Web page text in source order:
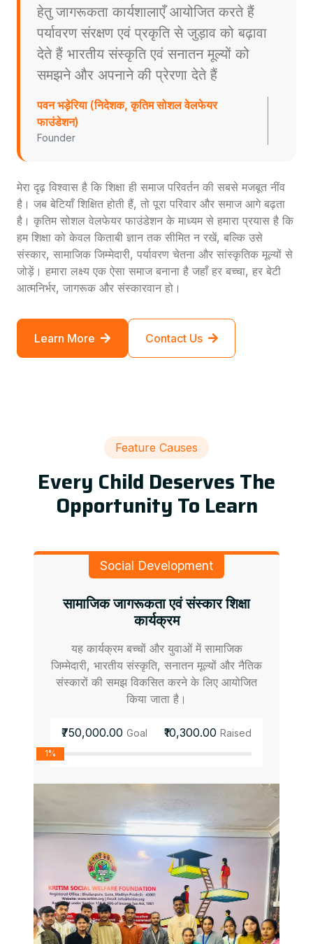
हेतु जागरूकता कार्यशालाएँ आयोजित करते हैं
पर्यावरण संरक्षण एवं प्रकृति से जुड़ाव को बढ़ावा
देते हैं भारतीय संस्कृति एवं सनातन मूल्यों को
समझने और अपनाने की प्रेरणा देते हैं
पवन भड़ेरिया (निदेशक, कृतिम सोशल वेलफेयर
फाउंडेशन)
Founder
मेरा दृढ़ विश्वास है कि शिक्षा ही समाज परिवर्तन की सबसे मजबूत नींव
है। जब बेटियाँ शिक्षित होती हैं, तो पूरा परिवार और समाज आगे बढ़ता
है। कृतिम सोशल वेलफेयर फाउंडेशन के माध्यम से हमारा प्रयास है कि
हम शिक्षा को केवल किताबी ज्ञान तक सीमित न रखें, बल्कि उसे
संस्कार, सामाजिक जिम्मेदारी, पर्यावरण चेतना और सांस्कृतिक मूल्यों से
जोड़ें। हमारा लक्ष्य एक ऐसा समाज बनाना है जहाँ हर बच्चा, हर बेटी
आत्मनिर्भर, जागरूक और संस्कारवान हो।
Learn More Contact Us
Feature Causes
Every Child Deserves The
Opportunity To Learn
Social Development
सामाजिक जागरूकता एवं संस्कार शिक्षा
कार्यक्रम
यह कार्यक्रम बच्चों और युवाओं में सामाजिक
जिम्मेदारी, भारतीय संस्कृति, सनातन मूल्यों और नैतिक
संस्कारों की समझ विकसित करने के लिए आयोजित
किया जाता है।
₹750,000.00 Goal ₹10,300.00 Raised
1%